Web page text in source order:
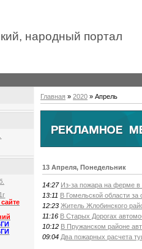
народный портал
Главная » 2020 » Апрель
13 Апреля, Понедельник
14:27 Из-за пожара на ферме в
13:11 В Гомельской области за
12:23 Житель Жлобинского
11:16 В Старых Дорогах
10:12 В Пружанском районе
09:04 Два пожарных расчета